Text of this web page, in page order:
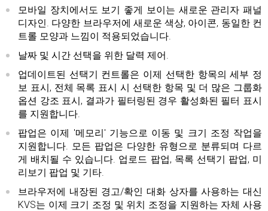
모바일 장치에서도 보기 좋게 보이는 새로운 관리자 패널
디자인. 다양한 브라우저에 새로운 색상, 아이콘, 동일한 컨
트롤 모양과 느낌이 적용되었습니다.
날짜 및 시간 선택을 위한 달력 제어.
업데이트된 선택기 컨트롤은 이제 선택한 항목의 세부 정
보 표시, 전체 목록 표시 시 선택한 항목 및 더 많은 그룹화
옵션 강조 표시, 결과가 필터링된 경우 활성화된 필터 표시
를 지원합니다.
팝업은 이제 '메모리' 기능으로 이동 및 크기 조정 작업을
지원합니다. 모든 팝업은 다양한 유형으로 분류되며 다르
게 배치될 수 있습니다. 업로드 팝업, 목록 선택기 팝업, 미
리보기 팝업 및 기타.
브라우저에 내장된 경고/확인 대화 상자를 사용하는 대신
KVS는 이제 크기 조정 및 위치 조정을 지원하는 자체 사용